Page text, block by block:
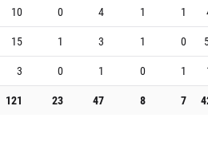
10 0 4 1 1
15 1 3 1 0
3 0 1 0 1
121 23 47 8 7